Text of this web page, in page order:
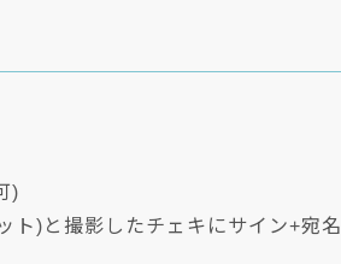
)
ト)と撮影したチェキにサイン+宛名